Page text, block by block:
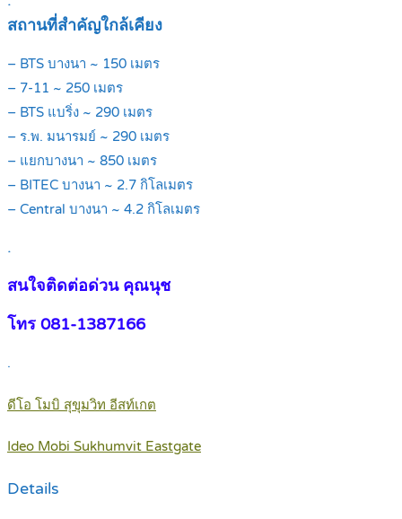
สถานที่สำคัญใกล้เคียง
– BTS บางนา ~ 150 เมตร
– 7-11 ~ 250 เมตร
– BTS แบริ่ง ~ 290 เมตร
– ร.พ. มนารมย์ ~ 290 เมตร
– แยกบางนา ~ 850 เมตร
– BITEC บางนา ~ 2.7 กิโลเมตร
– Central บางนา ~ 4.2 กิโลเมตร
.
สนใจติดต่อด่วน คุณนุช
โทร 081-1387166
.
ดีโอ โมบิ สุขุมวิท อีสท์เกต
Ideo Mobi Sukhumvit Eastgate
Details